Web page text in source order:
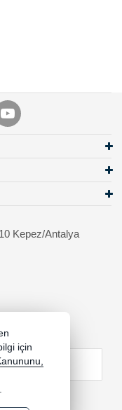
Kepez/Antalya
OLUN !
için